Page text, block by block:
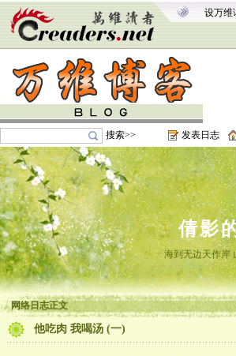
设万维
搜索>> 发表日志
倩影
海到无边天作岸
网络日志正文
他吃肉 我喝汤 (一)